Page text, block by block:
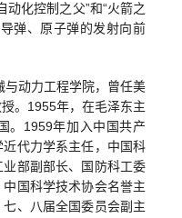
动化控制之父”和“火箭之
弹、原子弹的发射向前
与动力工程学院，曾任美
。1955年，在毛泽东主
。1959年加入中国共产
代力学系主任，中国科
部副部长、国防科工委
国科学技术协会名誉主
、八届全国委员会副主